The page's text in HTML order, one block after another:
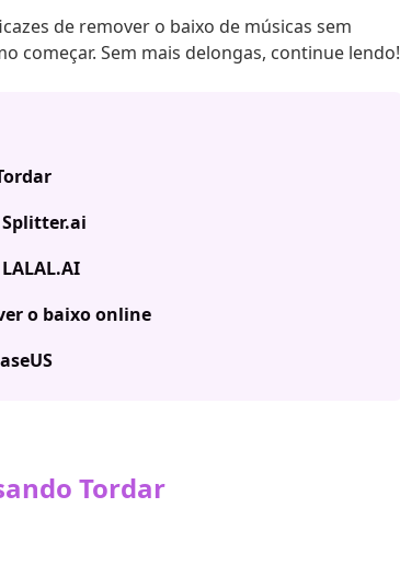
de remover o baixo de músicas sem
começar. Sem mais delongas, continue lendo!
o baixo online
Tordar